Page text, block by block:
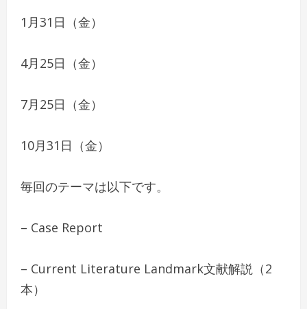
1月31日（金）
4月25日（金）
7月25日（金）
10月31日（金）
毎回のテーマは以下です。
– Case Report
– Current Literature Landmark文献解説（2
本）